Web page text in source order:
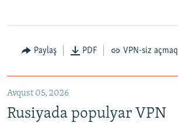
Paylaş PDF VPN-siz açmaq
Avqust 05, 2026
Rusiyada populyar VPN